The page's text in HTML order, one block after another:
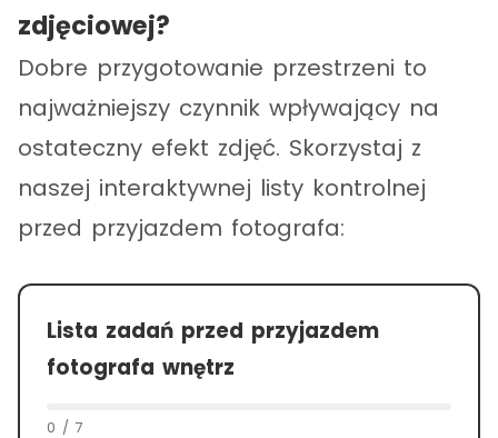
zdjęciowej?
Dobre przygotowanie przestrzeni to
najważniejszy czynnik wpływający na
ostateczny efekt zdjęć. Skorzystaj z
naszej interaktywnej listy kontrolnej
przed przyjazdem fotografa:
Lista zadań przed przyjazdem
fotografa wnętrz
0 / 7